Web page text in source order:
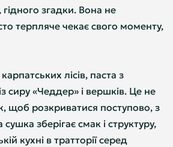
згадки. Вона не
терпляче чекає свого моменту,
лісів, паста з
сиру «Чеддер» і вершків. Це не
щоб розкриватися поступово, з
зберігає смак і структуру,
кухні в тратторії серед